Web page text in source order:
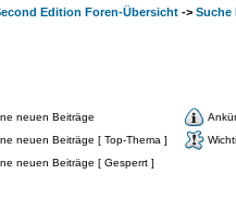
Edition Foren-Übersicht -> Suche
neuen Beiträge
neuen Beiträge [ Top-Thema ]
neuen Beiträge [ Gesperrt ]